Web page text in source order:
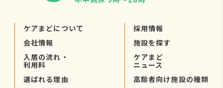
ケアまどについて
会社情報
入居の流れ・
利用料
選ばれる理由
採用情報
施設を探す
ケアまど
ニュース
高齢者向け施設の種類